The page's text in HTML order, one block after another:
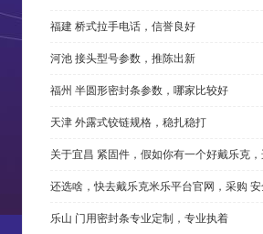
福建 桥式拉手电话，信誉良好
河池 接头型号参数，推陈出新
福州 半圆形密封条参数，哪家比较好
天津 外露式铰链规格，稳扎稳打
关于宜昌 紧固件，假如你有一个好戴乐克
还选啥，快去戴乐克米乐平台官网，采购
乐山 门用密封条专业定制，专业执着